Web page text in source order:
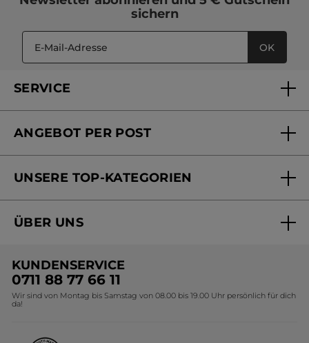
sichern
OK
SERVICE
Mein Konto
Online Preisliste
ANGEBOT PER POST
Versandhandel Preisliste
UNSERE TOP-KATEGORIEN
Black Friday Yves Rocher
Geschenkideen Yves Rocher
Kollektion Monoi Yves Rocher
ÜBER UNS
Umweltstiftung YR
Affiliate Programm
KUNDENSERVICE
0711 88 77 66 11
Wir sind von Montag bis Samstag von 08.00 bis 19.00 Uhr persönlich für dich
da!